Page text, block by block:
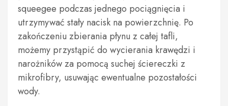
squeegee podczas jednego pociągnięcia i
utrzymywać stały nacisk na powierzchnię. Po
zakończeniu zbierania płynu z całej tafli,
możemy przystąpić do wycierania krawędzi i
narożników za pomocą suchej ściereczki z
mikrofibry, usuwając ewentualne pozostałości
wody.